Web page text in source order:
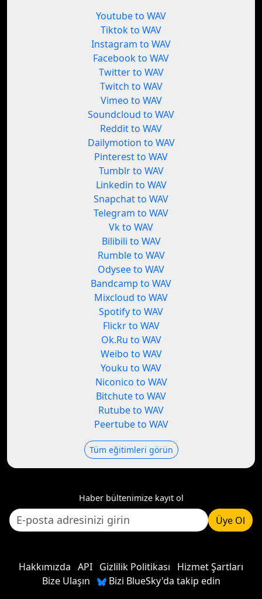
Youtube to WAV
Tiktok to WAV
Instagram to WAV
Facebook to WAV
Twitter to WAV
Twitch to WAV
Vimeo to WAV
Soundcloud to WAV
Reddit to WAV
Dailymotion to WAV
Pinterest to WAV
Tumblr to WAV
Linkedin to WAV
Snapchat to WAV
Telegram to WAV
Vk to WAV
Bilibili to WAV
Rumble to WAV
Odysee to WAV
Bandcamp to WAV
Mixcloud to WAV
Spotify to WAV
Flickr to WAV
Ok.Ru to WAV
Weibo to WAV
Youku to WAV
Niconico to WAV
Bitchute to WAV
Rutube to WAV
Peertube to WAV
Tüm eğitimleri görün
Haber bültenimize kayıt ol
Üye Ol
Hakkımızda API Gizlilik Politikası
Hizmet Şartları
Bize Ulaşın
Bizi BlueSky'da takip edin